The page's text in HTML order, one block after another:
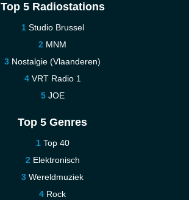
Top 5 Radiostations
Studio Brussel
MNM
Nostalgie (Vlaanderen)
VRT Radio 1
JOE
Top 5 Genres
Top 40
Elektronisch
Wereldmuziek
Rock